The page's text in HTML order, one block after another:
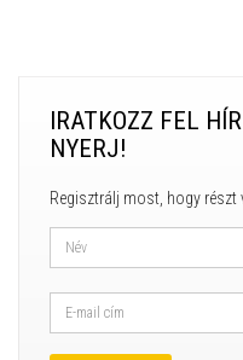
IRATKOZZ FEL
NYERJ!
Regisztrálj most, hogy